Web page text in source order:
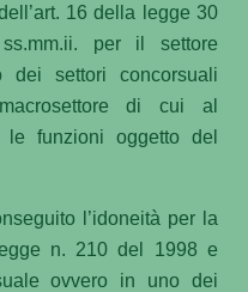
16 della legge 30
per il settore
dei settori concorsuali
di cui al
funzioni oggetto del
l’idoneità per la
n. 210 del 1998 e
ovvero in uno dei